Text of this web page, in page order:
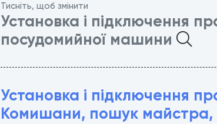
Тисніть, щоб змінити
Установка і підключення
посудомийної машини
Установка і підключення
Комишани, пошук майстра,